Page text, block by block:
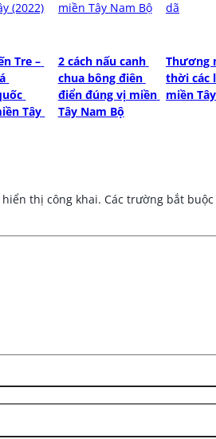
Tre –
Tây
2 cách nấu canh
chua bông điên
điển đúng vị miền
Tây Nam Bộ
Thương
thời các
miền
thị công khai. Các trường bắt